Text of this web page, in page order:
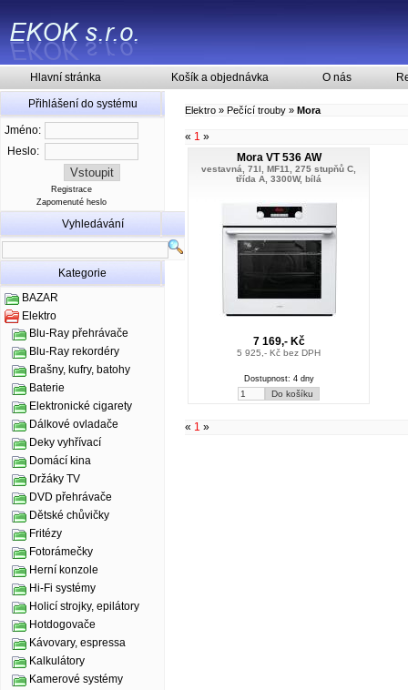
Hlavní stránka Košík a objednávka O nás
Přihlášení do systému
Jméno:
Heslo:
Registrace
Zapomenuté heslo
Vyhledávání
Kategorie
BAZAR
Elektro
Blu-Ray přehrávače
Blu-Ray rekordéry
Brašny, kufry, batohy
Baterie
Elektronické cigarety
Dálkové ovladače
Deky vyhřívací
Domácí kina
Držáky TV
DVD přehrávače
Dětské chůvičky
Fritézy
Fotorámečky
Herní konzole
Hi-Fi systémy
Holicí strojky, epilátory
Hotdogovače
Kávovary, espressa
Kalkulátory
Kamerové systémy
Elektro » Pečící trouby » Mora
« 1 »
Mora VT 536 AW
vestavná, 71l, MF11, 275 stupňů C,
třída A, 3300W, bílá
7 169,- Kč
5 925,- Kč bez DPH
Dostupnost: 4 dny
« 1 »